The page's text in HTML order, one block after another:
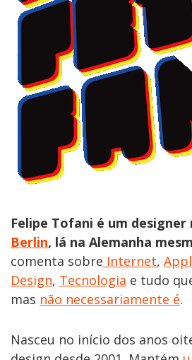
Felipe Tofani é um
Berlin, lá na Alemanha
comenta sobre Internet,
Design, Tecnologia e tudo
mas não necessariamente é.
Nasceu no início dos anos